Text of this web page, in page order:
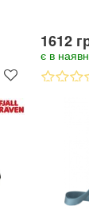
1612
є в